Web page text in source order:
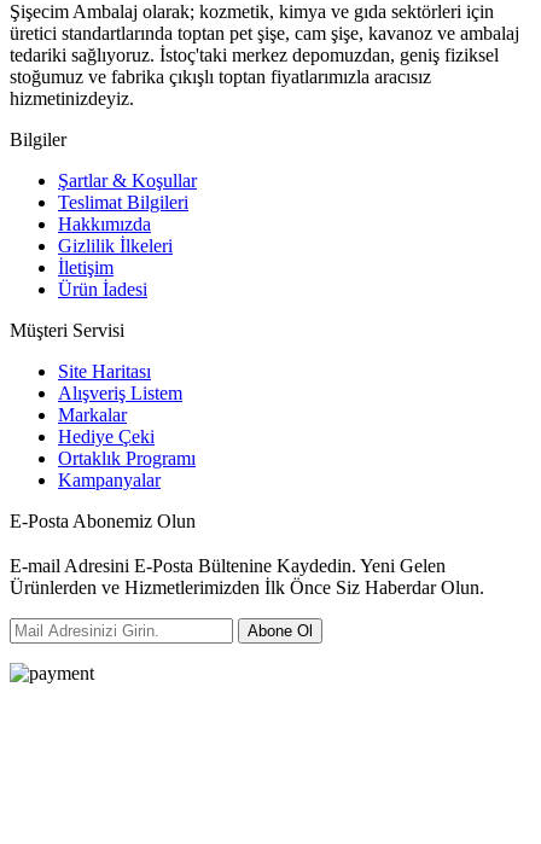
Şişecim Ambalaj olarak; kozmetik, kimya ve gıda sektörleri için
üretici standartlarında toptan pet şişe, cam şişe, kavanoz ve ambalaj
tedariki sağlıyoruz. İstoç'taki merkez depomuzdan, geniş fiziksel
stoğumuz ve fabrika çıkışlı toptan fiyatlarımızla aracısız
hizmetinizdeyiz.
Bilgiler
Şartlar & Koşullar
Teslimat Bilgileri
Hakkımızda
Gizlilik İlkeleri
İletişim
Ürün İadesi
Müşteri Servisi
Site Haritası
Alışveriş Listem
Markalar
Hediye Çeki
Ortaklık Programı
Kampanyalar
E-Posta Abonemiz Olun
E-mail Adresini E-Posta Bültenine Kaydedin. Yeni Gelen
Ürünlerden ve Hizmetlerimizden İlk Önce Siz Haberdar Olun.
Abone Ol